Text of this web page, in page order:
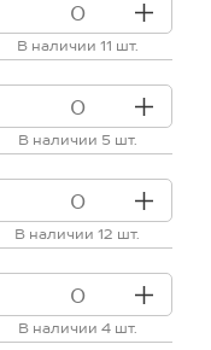
В наличии 11 шт.
В наличии 5 шт.
В наличии 12 шт.
В наличии 4 шт.